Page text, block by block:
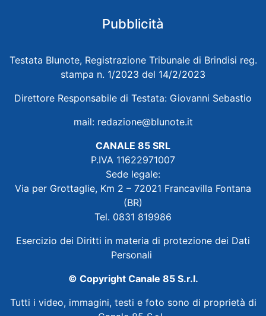
Pubblicità
Testata Blunote, Registrazione Tribunale di Brindisi reg.
stampa n. 1/2023 del 14/2/2023
Direttore Responsabile di Testata: Giovanni Sebastio
mail: redazione@blunote.it
CANALE 85 SRL
P.IVA 11622971007
Sede legale:
Via per Grottaglie, Km 2 – 72021 Francavilla Fontana
(BR)
Tel. 0831 819986
Esercizio dei Diritti in materia di protezione dei Dati
Personali
© Copyright Canale 85 S.r.l.
Tutti i video, immagini, testi e foto sono di proprietà di